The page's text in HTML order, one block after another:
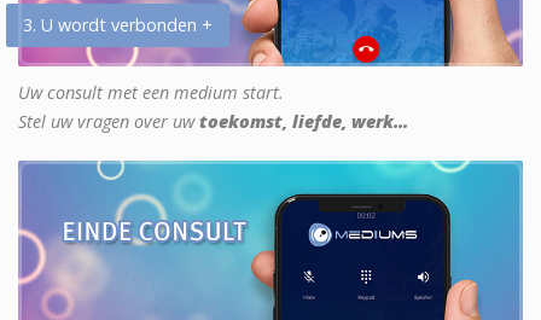
3. U wordt verbonden +
Uw consult met een medium start.
Stel uw vragen over uwtoekomst, liefde, werk...